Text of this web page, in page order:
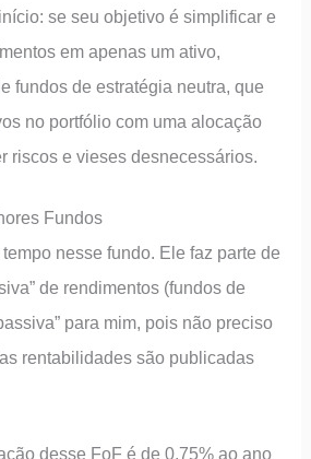
se seu objetivo é simplificar e
em apenas um ativo,
fundos de estratégia neutra, que
no portfólio com uma alocação
riscos e vieses desnecessários.
Fundos
nesse fundo. Ele faz parte de
de rendimentos (fundos de
para mim, pois não preciso
rentabilidades são publicadas
desse FoF é de 0,75% ao ano